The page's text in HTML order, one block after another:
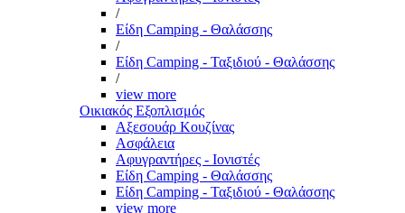
/
Είδη Camping - Θαλάσσης
/
Είδη Camping - Ταξιδιού - Θαλάσσης
/
view more
Οικιακός Εξοπλισμός
Αξεσουάρ Κουζίνας
Ασφάλεια
Αφυγραντήρες - Ιονιστές
Είδη Camping - Θαλάσσης
Είδη Camping - Ταξιδιού - Θαλάσσης
view more